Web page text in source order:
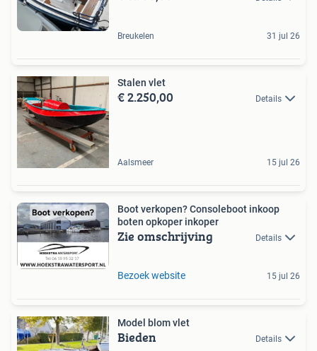
Breukelen 31 jul 26
Stalen vlet
€ 2.250,00 Details
Aalsmeer 15 jul 26
Boot verkopen? Consoleboot inkoop
boten opkoper inkoper
Zie omschrijving Details
Bezoek website 15 jul 26
Model blom vlet
Bieden Details